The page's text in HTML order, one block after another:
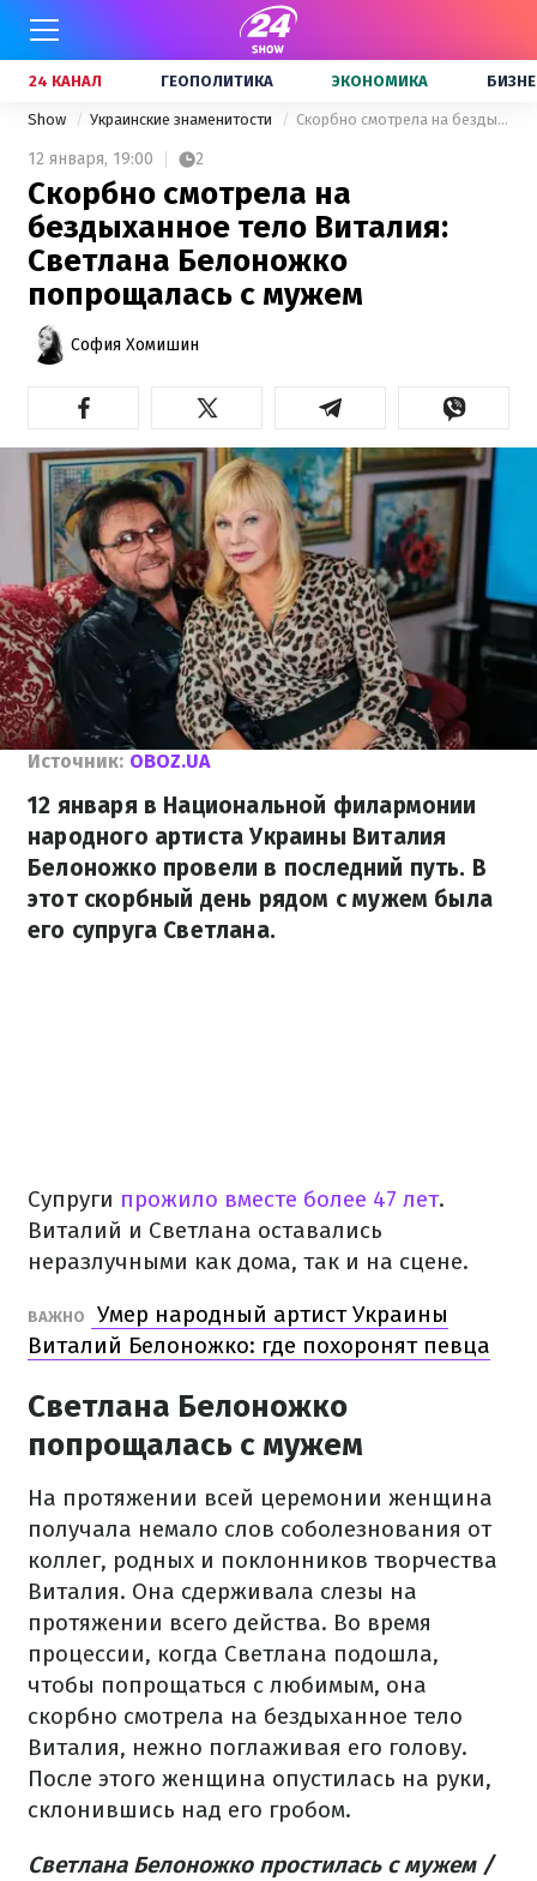
24 КАНАЛ ГЕОПОЛИТИКА ЭКОНОМИКА
Show Украинские знаменитости Скорбно смотрела на бездыханное тело Виталия: Светлана Белоножко попрощалась с мужем
12 января, 19:00 2
Скорбно смотрела на
бездыханное тело Виталия:
Светлана Белоножко
попрощалась с мужем
София Хомишин
Источник: OBOZ.UA
12 января в Национальной филармонии
народного артиста Украины Виталия
Белоножко провели в последний путь. В
этот скорбный день рядом с мужем была
его супруга Светлана.
Супруги прожило вместе более 47 лет.
Виталий и Светлана оставались
неразлучными как дома, так и на сцене.
ВАЖНО
Умер народный артист Украины
Виталий Белоножко: где похоронят певца
Светлана Белоножко
попрощалась с мужем
На протяжении всей церемонии женщина
получала немало слов соболезнования от
коллег, родных и поклонников творчества
Виталия. Она сдерживала слезы на
протяжении всего действа. Во время
процессии, когда Светлана подошла,
чтобы попрощаться с любимым, она
скорбно смотрела на бездыханное тело
Виталия, нежно поглаживая его голову.
После этого женщина опустилась на руки,
склонившись над его гробом.
Светлана Белоножко простилась с мужем /